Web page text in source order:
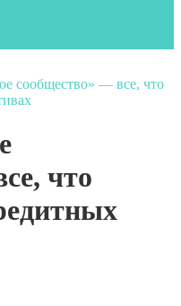
сообщество» — все, что
что